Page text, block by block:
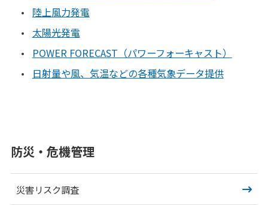
陸上風力発電
太陽光発電
POWER FORECAST（パワーフォーキャスト）
日射量や風、気温などの各種気象データ提供
防災・危機管理
災害リスク調査